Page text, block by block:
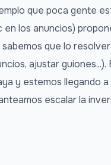
que poca gente
en los anuncios)
que lo
ajustar guiones...).
y estemos llegando a
escalar la